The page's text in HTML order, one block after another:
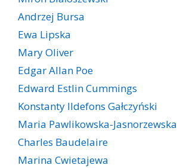
Andrzej Bursa
Ewa Lipska
Mary Oliver
Edgar Allan Poe
Edward Estlin Cummings
Konstanty Ildefons Gałczyński
Maria Pawlikowska-Jasnorzewska
Charles Baudelaire
Marina Cwietajewa